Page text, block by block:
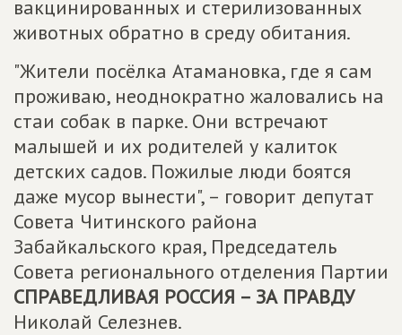
вакцинированных и стерилизованных
животных обратно в среду обитания.
"Жители посёлка Атамановка, где я сам
проживаю, неоднократно жаловались на
стаи собак в парке. Они встречают
малышей и их родителей у калиток
детских садов. Пожилые люди боятся
даже мусор вынести", – говорит депутат
Совета Читинского района
Забайкальского края, Председатель
Совета регионального отделения Партии
СПРАВЕДЛИВАЯ РОССИЯ – ЗА ПРАВДУ
Николай Селезнев.